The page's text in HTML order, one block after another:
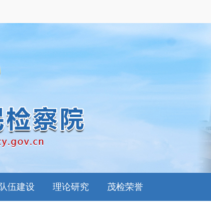
队伍建设 理论研究 茂检荣誉